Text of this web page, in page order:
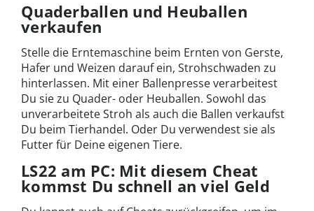
Quaderballen und Heuballen
verkaufen
Stelle die Erntemaschine beim Ernten von Gerste,
Hafer und Weizen darauf ein, Strohschwaden zu
hinterlassen. Mit einer Ballenpresse verarbeitest
Du sie zu Quader- oder Heuballen. Sowohl das
unverarbeitete Stroh als auch die Ballen verkaufst
Du beim Tierhandel. Oder Du verwendest sie als
Futter für Deine eigenen Tiere.
LS22 am PC: Mit diesem Cheat
kommst Du schnell an viel Geld